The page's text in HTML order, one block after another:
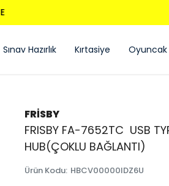
Sınav Hazırlık Kırtasiye Oyuncak
FRİSBY
FRISBY FA-7652TC USB
HUB(ÇOKLU BAĞLANTI)
Ürün Kodu: HBCV00000IDZ6U